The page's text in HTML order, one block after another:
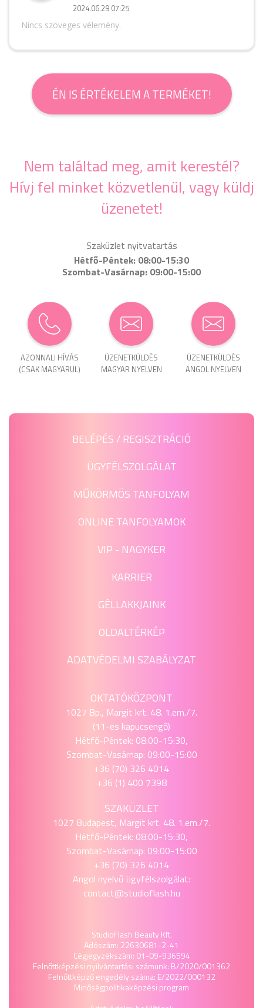
2024.06.29 07:25
Nincs szöveges vélemény.
ÉN IS ÉRTÉKELEM A TERMÉKET!
Nem találtad meg, amit kerestél?
Hívj fel minket közvetlenül, vagy küldj
üzenetet!
Szaküzlet nyitvatartás
Hétfő-Péntek: 08:00-15:30
Szombat-Vasárnap: 09:00-15:00
AZONNALI HÍVÁS
(CSAK MAGYARUL)
ÜZENET­KÜLDÉS
MAGYAR NYELVEN
ÜZENET­KÜLDÉS
ANGOL NYELVEN
BELÉPÉS / REGISZTRÁCIÓ
ÜGYFÉLSZOLGÁLAT
MŰKÖRMÖS TANFOLYAM
ONLINE TANFOLYAMOK
VIP - NAGYKER
KARRIER
GÉLLAKKJAINK
OLDALTÉRKÉP
ADATVÉDELMI SZABÁLYZAT
OKTATÓKÖZPONT
1027 Bp., Margit krt. 48. 1.em./7.
(11-es kapucsengő)
Hétfő-Péntek: 08:00-15:30,
Szombat-Vasárnap: 09:00-15:00
+36 (70) 326 4014
+36 (1) 400 7398
SZAKÜZLET
1027 Budapest, Margit krt. 48. 1.em./7.
Hétfő-Péntek: 08:00-15:30,
Szombat-Vasárnap: 09:00-15:00
+36 (70) 326 4014
Angol nyelvű ügyfélszolgálat:
contact@studioflash.hu
StudioFlash Beauty Kft.
Adószám: 22630681-2-41
Cégjegyzékszám: 01-09-936594
Felnőttképzési nyilvántartási számunk: B/2020/001362
Felnőttképző engedély száma: E/2022/000132
Minőségpolitikaképzési program